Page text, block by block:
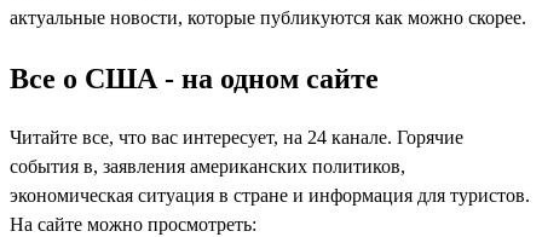
актуальные новости, которые публикуются как можно скорее.
Все о США - на одном сайте
Читайте все, что вас интересует, на 24 канале. Горячие
события в, заявления американских политиков,
экономическая ситуация в стране и информация для туристов.
На сайте можно просмотреть: